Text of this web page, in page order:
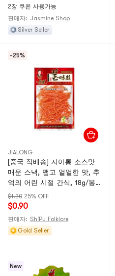
2장 쿠폰 사용가능
판매자: Jasmine Shop
Silver Seller
-25%
JIALONG
[중국 직배송] 지아롱 소스맛
매운 스낵, 맵고 얼얼한 맛, 추
억의 어린 시절 간식, 18g/봉
지
$1.20 25% OFF
$0.90
판매자: ShiPu Folklore
Gold Seller
New